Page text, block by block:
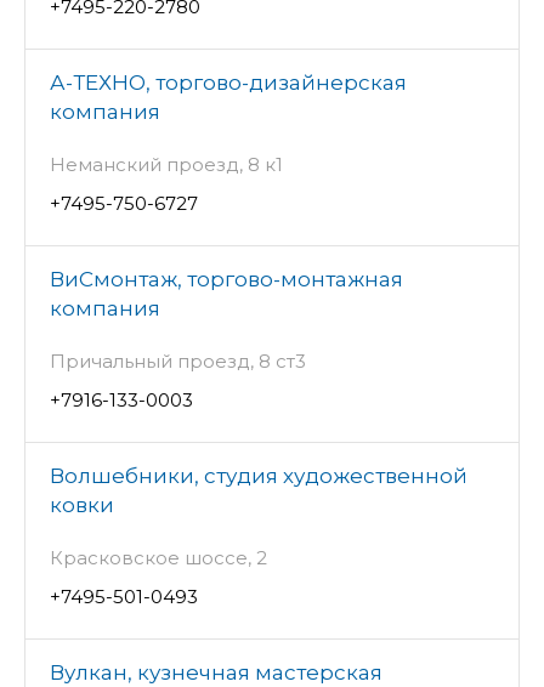
+7495-220-2780
А-ТЕХНО, торгово-дизайнерская
компания
Неманский проезд, 8 к1
+7495-750-6727
ВиСмонтаж, торгово-монтажная
компания
Причальный проезд, 8 ст3
+7916-133-0003
Волшебники, студия художественной
ковки
Красковское шоссе, 2
+7495-501-0493
Вулкан, кузнечная мастерская